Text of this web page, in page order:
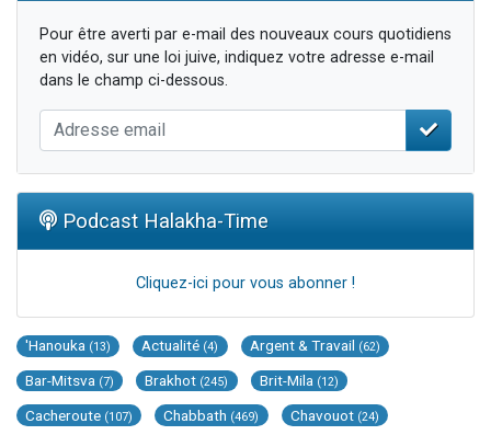
Pour être averti par e-mail des nouveaux cours quotidiens
en vidéo, sur une loi juive, indiquez votre adresse e-mail
dans le champ ci-dessous.
Podcast Halakha-Time
Cliquez-ici pour vous abonner !
'Hanouka (13) Actualité (4) Argent & Travail (62)
Bar-Mitsva (7) Brakhot (245) Brit-Mila (12)
Cacheroute (107) Chabbath (469) Chavouot (24)